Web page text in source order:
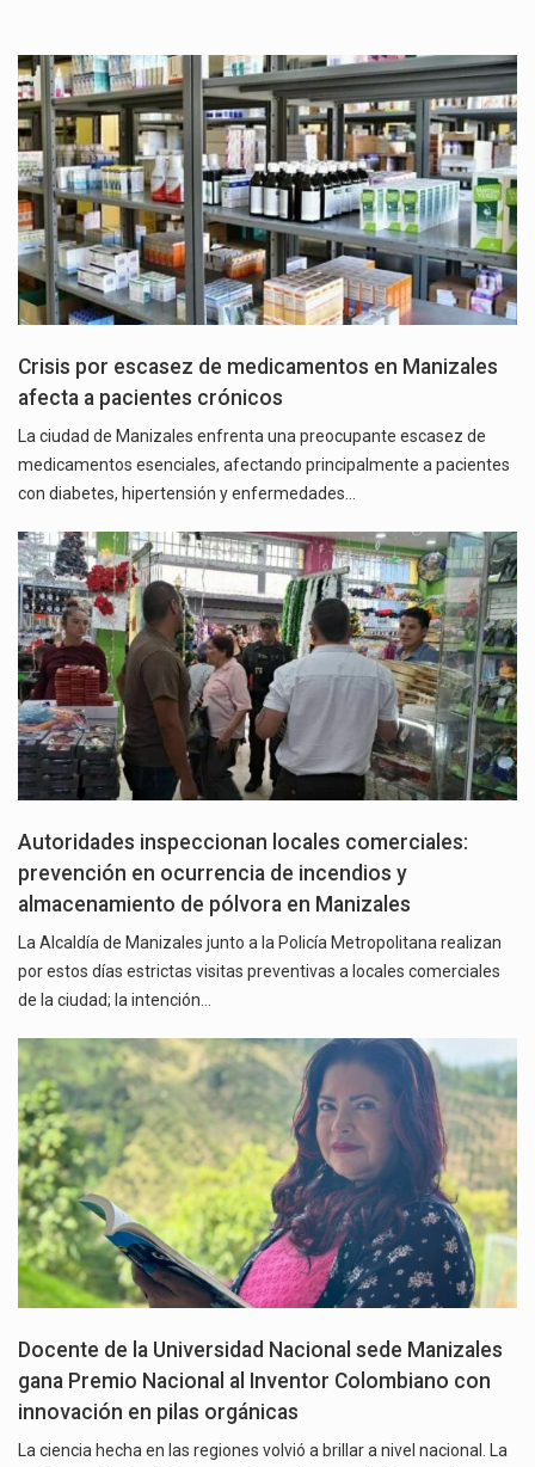
Crisis por escasez de medicamentos en Manizales
afecta a pacientes crónicos
La ciudad de Manizales enfrenta una preocupante escasez de
medicamentos esenciales, afectando principalmente a pacientes
con diabetes, hipertensión y enfermedades…
Autoridades inspeccionan locales comerciales:
prevención en ocurrencia de incendios y
almacenamiento de pólvora en Manizales
La Alcaldía de Manizales junto a la Policía Metropolitana realizan
por estos días estrictas visitas preventivas a locales comerciales
de la ciudad; la intención…
Docente de la Universidad Nacional sede Manizales
gana Premio Nacional al Inventor Colombiano con
innovación en pilas orgánicas
La ciencia hecha en las regiones volvió a brillar a nivel nacional. La